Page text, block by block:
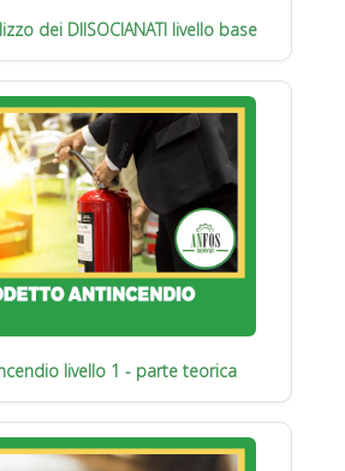
dei DIISOCIANATI livello base
livello 1 - parte teorica